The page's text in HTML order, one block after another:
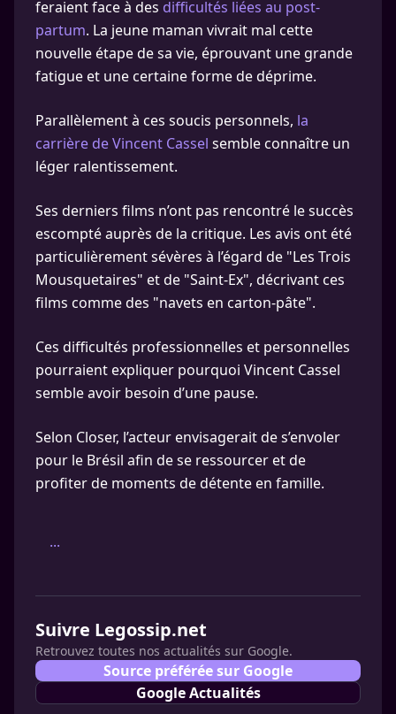
feraient face à des difficultés liées au post-
partum. La jeune maman vivrait mal cette
nouvelle étape de sa vie, éprouvant une grande
fatigue et une certaine forme de déprime.
Parallèlement à ces soucis personnels, la
carrière de Vincent Cassel semble connaître un
léger ralentissement.
Ses derniers films n’ont pas rencontré le succès
escompté auprès de la critique. Les avis ont été
particulièrement sévères à l’égard de "Les Trois
Mousquetaires" et de "Saint-Ex", décrivant ces
films comme des "navets en carton-pâte".
Ces difficultés professionnelles et personnelles
pourraient expliquer pourquoi Vincent Cassel
semble avoir besoin d’une pause.
Selon Closer, l’acteur envisagerait de s’envoler
pour le Brésil afin de se ressourcer et de
profiter de moments de détente en famille.
...
Suivre Legossip.net
Retrouvez toutes nos actualités sur Google.
Source préférée sur Google
Google Actualités